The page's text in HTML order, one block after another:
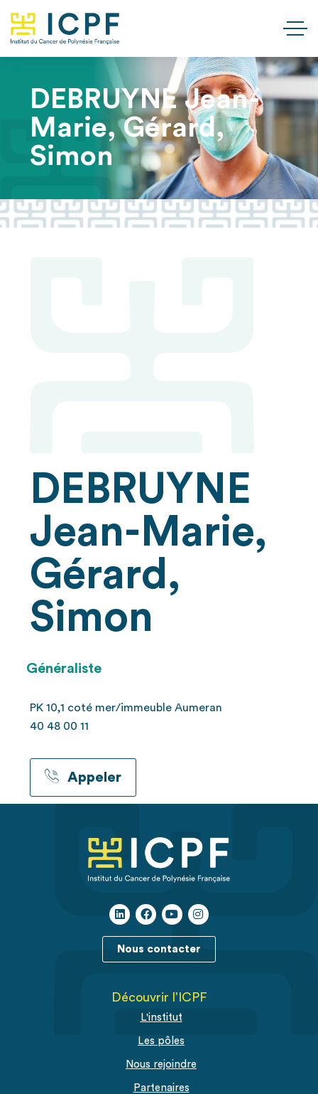
DEBRUYNE Jean-
Marie, Gérard,
Simon
DEBRUYNE
Jean-Marie,
Gérard,
Simon
Généraliste
PK 10,1 coté mer/immeuble Aumeran
40 48 00 11
Appeler
Nous contacter
Découvrir l’ICPF
L'institut
Les pôles
Nous rejoindre
Partenaires